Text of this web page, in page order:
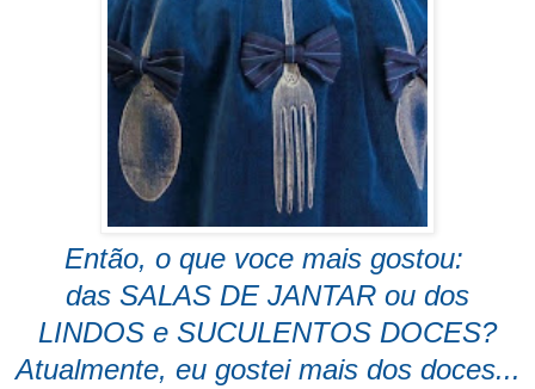
Então, o que voce mais gostou:
das SALAS DE JANTAR ou dos
LINDOS e SUCULENTOS DOCES?
Atualmente, eu gostei mais dos doces...